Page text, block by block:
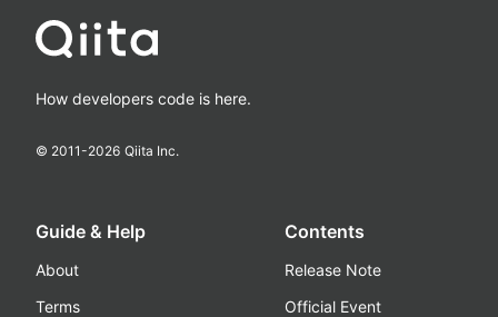
How developers code is here.
© 2011-2026 Qiita Inc.
Guide & Help
About
Terms
Contents
Release Note
Official Event